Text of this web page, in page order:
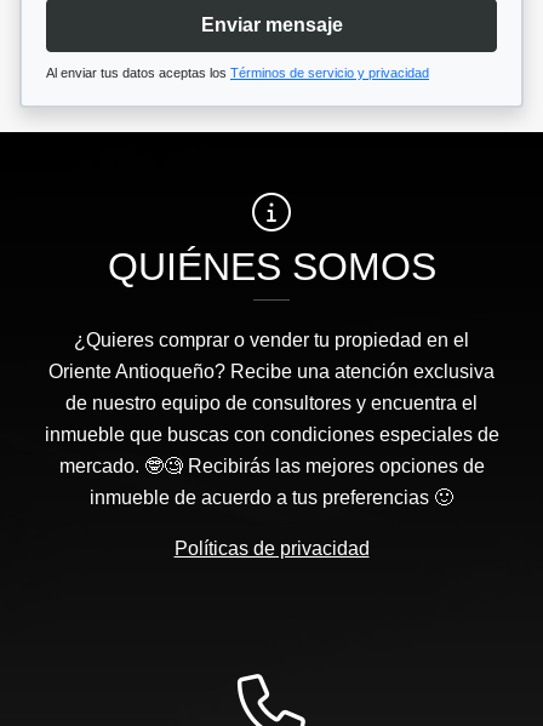
Enviar mensaje
Al enviar tus datos aceptas los Términos de servicio y privacidad
QUIÉNES SOMOS
¿Quieres comprar o vender tu propiedad en el
Oriente Antioqueño? Recibe una atención exclusiva
de nuestro equipo de consultores y encuentra el
inmueble que buscas con condiciones especiales de
mercado. 🤓🧐 Recibirás las mejores opciones de
inmueble de acuerdo a tus preferencias 🙂
Políticas de privacidad